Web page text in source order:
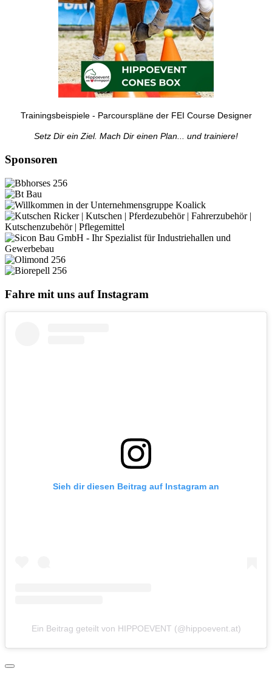
Trainingsbeispiele - Parcourspläne der FEI Course Designer
Setz Dir ein Ziel. Mach Dir einen Plan... und trainiere!
Sponsoren
Fahre mit uns auf Instagram
Sieh dir diesen Beitrag auf Instagram an
Ein Beitrag geteilt von HIPPOEVENT (@hippoevent.at)